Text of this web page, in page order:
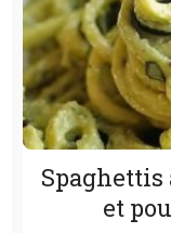
Spaghettis
et